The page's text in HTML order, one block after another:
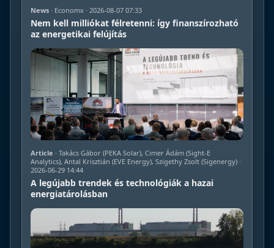
News · Economx · 2026-08-07 07:33
Nem kell milliókat félretenni: így finanszírozható
az energetikai felújítás
Article · Takács Gábor (PEKA Solar), Cimer Ádám (Sight-E
Analytics), Antal Krisztián (EVE Energy), Szigethy Zsolt (Sigenergy) ·
2026-06-29 14:44
A legújabb trendek és technológiák a hazai
energiatárolásban